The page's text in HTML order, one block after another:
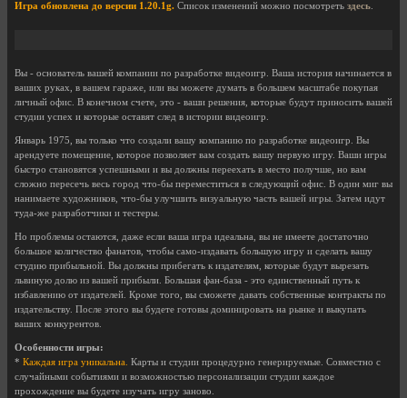
Игра обновлена до версии 1.20.1g. Список изменений можно посмотреть здесь.
Вы - основатель вашей компании по разработке видеоигр. Ваша история начинается в
ваших руках, в вашем гараже, или вы можете думать в большем масштабе покупая
личный офис. В конечном счете, это - ваши решения, которые будут приносить вашей
студии успех и которые оставят след в истории видеоигр.
Январь 1975, вы только что создали вашу компанию по разработке видеоигр. Вы
арендуете помещение, которое позволяет вам создать вашу первую игру. Ваши игры
быстро становятся успешными и вы должны переехать в место получше, но вам
сложно пересечь весь город что-бы переместиться в следующий офис. В один миг вы
нанимаете художников, что-бы улучшить визуальную часть вашей игры. Затем идут
туда-же разработчики и тестеры.
Но проблемы остаются, даже если ваша игра идеальна, вы не имеете достаточно
большое количество фанатов, чтобы само-издавать большую игру и сделать вашу
студию прибыльной. Вы должны прибегать к издателям, которые будут вырезать
львиную долю из вашей прибыли. Большая фан-база - это единственный путь к
избавлению от издателей. Кроме того, вы сможете давать собственные контракты по
издательству. После этого вы будете готовы доминировать на рынке и выкупать
ваших конкурентов.
Особенности игры:
* Каждая игра уникальна. Карты и студии процедурно генерируемые. Совместно с
случайными событиями и возможностью персонализации студии каждое
прохождение вы будете изучать игру заново.